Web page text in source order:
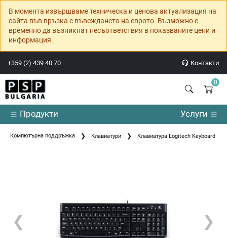
В момента извършваме техническа и ценова актуализация на
сайта във връзка с въвеждането на еврото. Възможно е
временно да възникнат несъответствия в показваните цени и
информация.
+359 (2) 439 40 70 Контакти
0
Продукти Услуги
Компютърна поддръжка Клавиатури Клавиатура Logitech Keyboard
❮ ❯